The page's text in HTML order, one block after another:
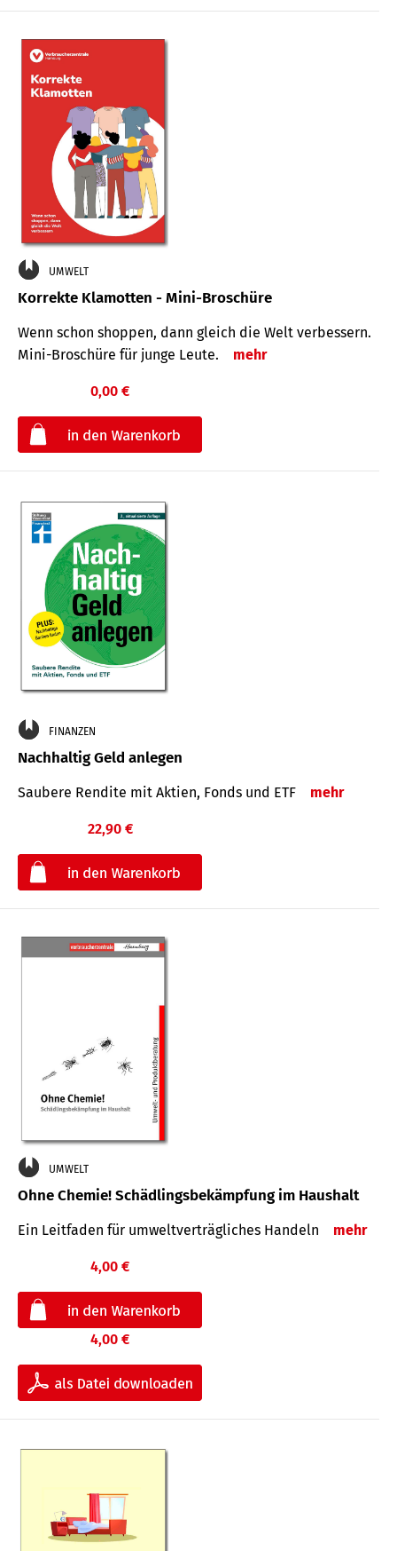
UMWELT
Korrekte Klamotten - Mini-Broschüre
Wenn schon shoppen, dann gleich die Welt verbessern.
Mini-Broschüre für junge Leute.
mehr
0,00 €
FINANZEN
Nachhaltig Geld anlegen
Saubere Rendite mit Aktien, Fonds und ETF mehr
22,90 €
UMWELT
Ohne Chemie! Schädlingsbekämpfung im Haushalt
Ein Leitfaden für um­welt­ver­träg­liches Han­deln mehr
4,00 €
4,00 €